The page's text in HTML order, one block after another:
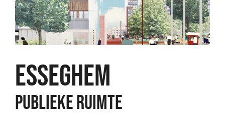
ESSEGHEM
PUBLIEKE RUIMTE